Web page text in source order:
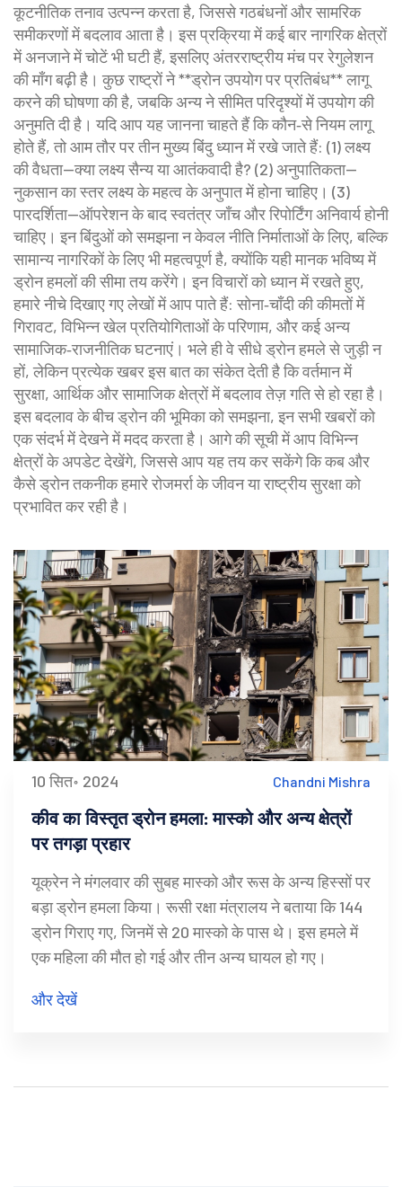
कूटनीतिक तनाव उत्पन्न करता है, जिससे गठबंधनों और सामरिक
समीकरणों में बदलाव आता है। इस प्रक्रिया में कई बार नागरिक क्षेत्रों
में अनजाने में चोटें भी घटी हैं, इसलिए अंतरराष्ट्रीय मंच पर रेगुलेशन
की माँग बढ़ी है। कुछ राष्ट्रों ने **ड्रोन उपयोग पर प्रतिबंध** लागू
करने की घोषणा की है, जबकि अन्य ने सीमित परिदृश्यों में उपयोग की
अनुमति दी है। यदि आप यह जानना चाहते हैं कि कौन‑से नियम लागू
होते हैं, तो आम तौर पर तीन मुख्य बिंदु ध्यान में रखे जाते हैं: (1) लक्ष्य
की वैधता—क्या लक्ष्य सैन्य या आतंकवादी है? (2) अनुपातिकता—
नुकसान का स्तर लक्ष्य के महत्व के अनुपात में होना चाहिए। (3)
पारदर्शिता—ऑपरेशन के बाद स्वतंत्र जाँच और रिपोर्टिंग अनिवार्य होनी
चाहिए। इन बिंदुओं को समझना न केवल नीति निर्माताओं के लिए, बल्कि
सामान्य नागरिकों के लिए भी महत्वपूर्ण है, क्योंकि यही मानक भविष्य में
ड्रोन हमलों की सीमा तय करेंगे। इन विचारों को ध्यान में रखते हुए,
हमारे नीचे दिखाए गए लेखों में आप पाते हैं: सोना‑चाँदी की कीमतों में
गिरावट, विभिन्न खेल प्रतियोगिताओं के परिणाम, और कई अन्य
सामाजिक‑राजनीतिक घटनाएं। भले ही वे सीधे ड्रोन हमले से जुड़ी न
हों, लेकिन प्रत्येक खबर इस बात का संकेत देती है कि वर्तमान में
सुरक्षा, आर्थिक और सामाजिक क्षेत्रों में बदलाव तेज़ गति से हो रहा है।
इस बदलाव के बीच ड्रोन की भूमिका को समझना, इन सभी खबरों को
एक संदर्भ में देखने में मदद करता है। आगे की सूची में आप विभिन्न
क्षेत्रों के अपडेट देखेंगे, जिससे आप यह तय कर सकेंगे कि कब और
कैसे ड्रोन तकनीक हमारे रोजमर्रा के जीवन या राष्ट्रीय सुरक्षा को
प्रभावित कर रही है।
10 सित॰ 2024 Chandni Mishra
कीव का विस्तृत ड्रोन हमला: मास्को और अन्य क्षेत्रों
पर तगड़ा प्रहार
यूक्रेन ने मंगलवार की सुबह मास्को और रूस के अन्य हिस्सों पर
बड़ा ड्रोन हमला किया। रूसी रक्षा मंत्रालय ने बताया कि 144
ड्रोन गिराए गए, जिनमें से 20 मास्को के पास थे। इस हमले में
एक महिला की मौत हो गई और तीन अन्य घायल हो गए।
और देखें